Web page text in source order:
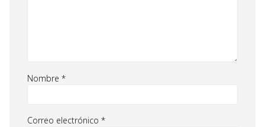
Nombre *
Correo electrónico *